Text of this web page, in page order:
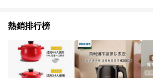
熱銷排行榜